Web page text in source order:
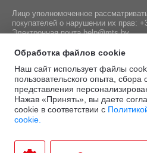
Лицо уполномоченное
покупателей о нарушении их прав:
Электронная почтаhelp@mts.by
Номер телефона работников
регистрации СООО «Мобильные
уполномоченных рассматривать
+375 17 215-14-65
reCAPTCHA, а также
Обработка файлов cookie
Наш сайт использует файлы
пользовательского опыта, сбора
представления
Нажав «Принять», вы даете
cookie в соответствии с
cookie.